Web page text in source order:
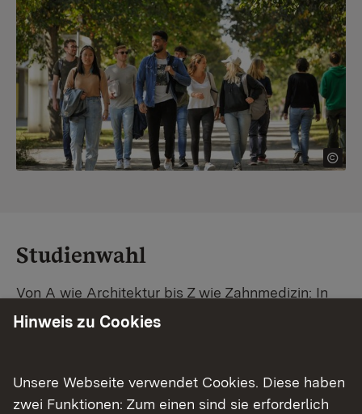
Studienwahl
Von A wie Architektur bis Z wie Zahnmedizin: In
Baden-Württemberg warten unzählige
Studiengangsuche schnell den passenden
Studienplatz. Außerdem gibt's eine Schritt-für-
Hinweis zu Cookies
Unsere Webseite verwendet Cookies. Diese haben
zwei Funktionen: Zum einen sind sie erforderlich